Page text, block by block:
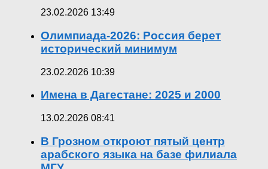
23.02.2026 13:49
Олимпиада-2026: Россия берет
исторический минимум
23.02.2026 10:39
Имена в Дагестане: 2025 и 2000
13.02.2026 08:41
В Грозном откроют пятый центр
арабского языка на базе филиала